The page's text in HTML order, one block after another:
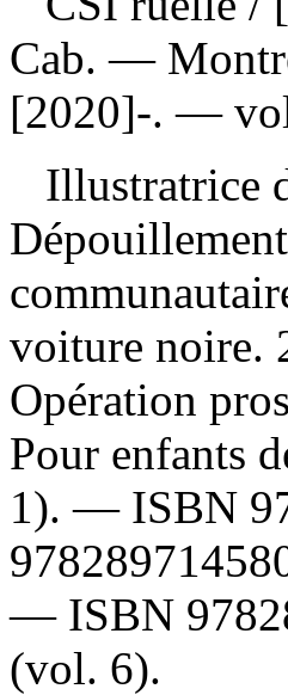
Cab. —
[2020]-. —
Illustratrice
voiture noire.
Opération
Pour enfants
1). — ISBN
— ISBN
(vol. 6).